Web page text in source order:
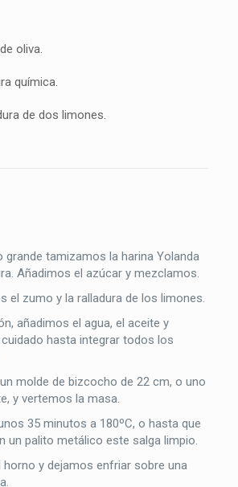
oliva.
química.
de dos limones.
grande tamizamos la harina Yolanda
Añadimos el azúcar y mezclamos.
el zumo y la ralladura de los limones.
añadimos el agua, el aceite y
hasta integrar todos los
molde de bizcocho de 22 cm, o uno
y vertemos la masa.
35 minutos a 180ºC, o hasta que
un palito metálico este salga limpio.
horno y dejamos enfriar sobre una